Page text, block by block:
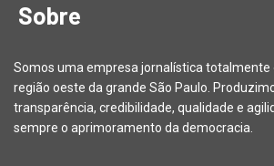
Sobre
Somos uma empresa jornalística totalmente
região oeste da grande São Paulo.
transparência, credibilidade, qualidade e
sempre o aprimoramento da democracia.